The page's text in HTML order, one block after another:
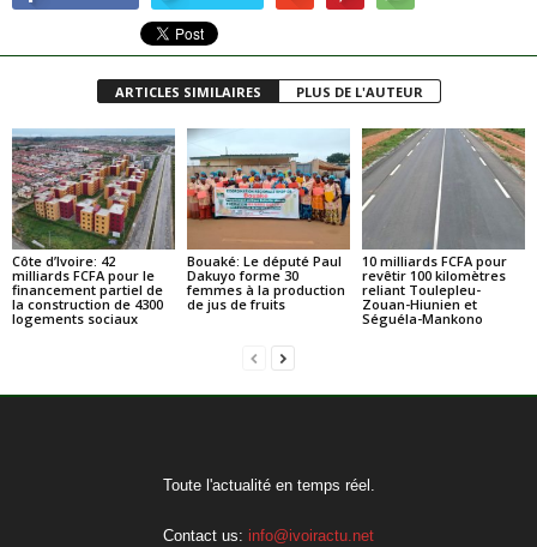
ARTICLES SIMILAIRES PLUS DE L'AUTEUR
Côte d’Ivoire: 42
milliards FCFA pour le
financement partiel de
la construction de 4300
logements sociaux
Bouaké: Le député Paul
Dakuyo forme 30
femmes à la production
de jus de fruits
10 milliards FCFA pour
revêtir 100 kilomètres
reliant Toulepleu-
Zouan-Hiunien et
Séguéla-Mankono
Toute l'actualité en temps réel.
Contact us: info@ivoiractu.net